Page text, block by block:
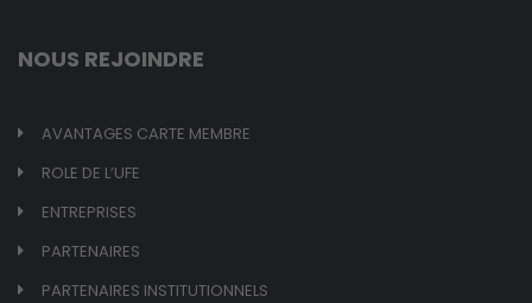
NOUS REJOINDRE
AVANTAGES CARTE MEMBRE
ROLE DE L’UFE
ENTREPRISES
PARTENAIRES
PARTENAIRES INSTITUTIONNELS